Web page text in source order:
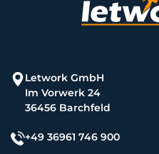
Letwork GmbH
Im Vorwerk 24
36456 Barchfeld
+49 36961 746 900